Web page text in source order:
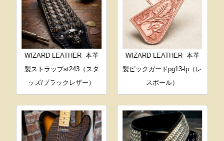
WIZARD LEATHER 本革
製ストラップst243（スタ
ッズ/ブラックレザー）
WIZARD LEATHER 本革
製ピックガードpg13-lp（レ
スポール）